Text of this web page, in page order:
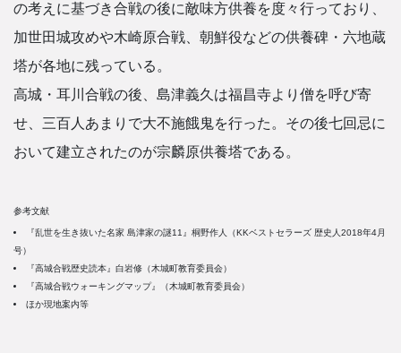
の考えに基づき合戦の後に敵味方供養を度々行っており、
加世田城攻めや木崎原合戦、朝鮮役などの供養碑・六地蔵
塔が各地に残っている。
高城・耳川合戦の後、島津義久は福昌寺より僧を呼び寄
せ、三百人あまりで大不施餓鬼を行った。その後七回忌に
おいて建立されたのが宗麟原供養塔である。
参考文献
『乱世を生き抜いた名家 島津家の謎11』桐野作人（KKベストセラーズ 歴史人2018年4月
号）
『高城合戦歴史読本』白岩修（木城町教育委員会）
『高城合戦ウォーキングマップ』（木城町教育委員会）
ほか現地案内等